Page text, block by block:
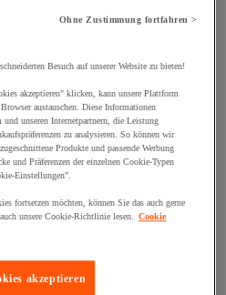
für Tücher
Ohne Zustimmung fortfahren >
Besuch auf unserer Website zu bieten!
akzeptieren" klicken, kann unsere Plattform
austauschen. Diese Informationen
unseren Internetpartnern, die Leistung
zu analysieren. So können wir
Produkte und passende Werbung
und Präferenzen der einzelnen Cookie-Typen
Einstellungen".
fortsetzen möchten, können Sie das auch gerne
unsere Cookie-Richtlinie lesen.
Cookie
akzeptieren